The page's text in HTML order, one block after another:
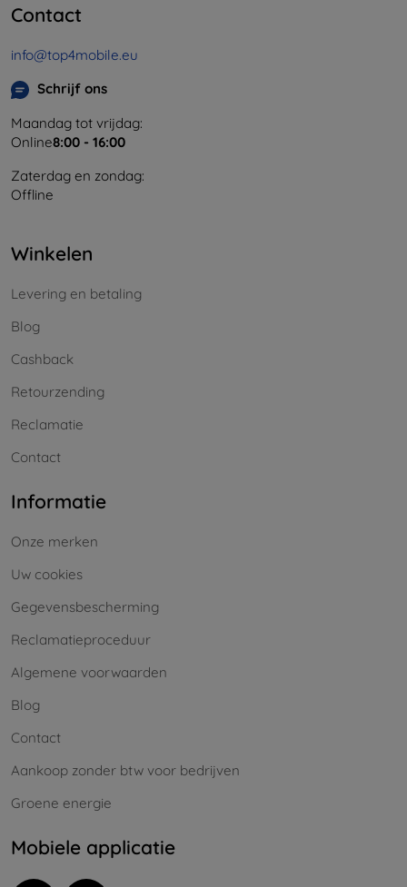
Contact
info@top4mobile.eu
Schrijf ons
Maandag tot vrijdag:
Online8:00 - 16:00
Zaterdag en zondag:
Offline
Winkelen
Levering en betaling
Blog
Cashback
Retourzending
Reclamatie
Contact
Informatie
Onze merken
Uw cookies
Gegevensbescherming
Reclamatieproceduur
Algemene voorwaarden
Blog
Contact
Aankoop zonder btw voor bedrijven
Groene energie
Mobiele applicatie